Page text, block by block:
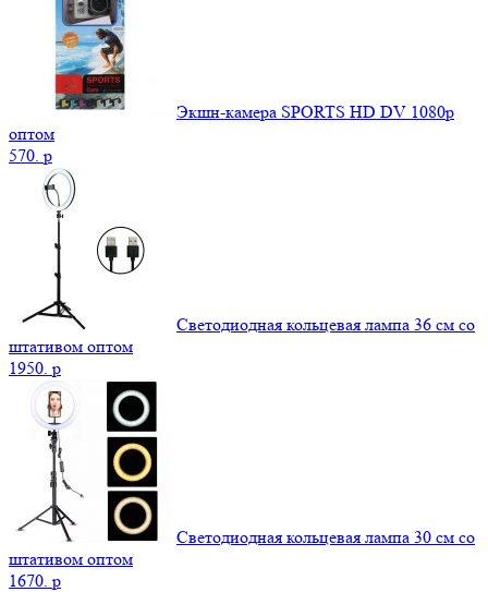
Экшн-камера SPORTS HD DV 1080р
оптом
570. p
Светодиодная кольцевая лампа 36 см со
штативом оптом
1950. p
Светодиодная кольцевая лампа 30 см со
штативом оптом
1670. p